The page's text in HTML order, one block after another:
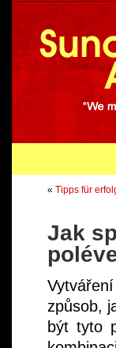
« Tipps für
Jak
způsob,
být tyto